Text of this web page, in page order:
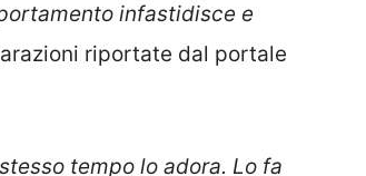
infastidisce e
riportate dal portale
tempo lo adora. Lo fa